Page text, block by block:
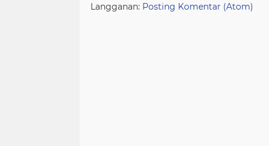
Langganan: Posting Komentar (Atom)